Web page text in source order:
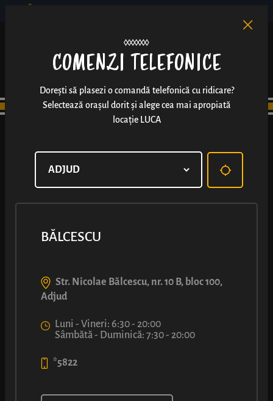
COMENZI TELEFONICE
Dorești să plasezi o comandă telefonică cu ridicare?
Selectează orașul dorit și alege cea mai apropiată
locație LUCA
BĂLCESCU
Str. Nicolae Bălcescu, nr. 10 B, bloc 100,
Adjud
Luni - Vineri: 6:30 - 20:00
Sâmbătă - Duminică: 7:30 - 20:00
*5822